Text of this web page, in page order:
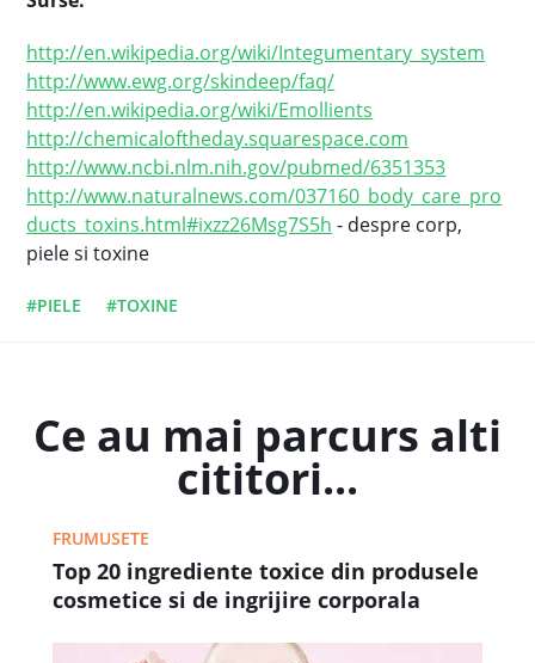
http://en.wikipedia.org/wiki/Integumentary_system
http://www.ewg.org/skindeep/faq/
http://en.wikipedia.org/wiki/Emollients
http://chemicaloftheday.squarespace.com
http://www.ncbi.nlm.nih.gov/pubmed/6351353
http://www.naturalnews.com/037160_body_care_pro
ducts_toxins.html#ixzz26Msg7S5h - despre corp,
piele si toxine
#PIELE #TOXINE
Ce au mai parcurs alti
cititori...
FRUMUSETE
Top 20 ingrediente toxice din produsele
cosmetice si de ingrijire corporala